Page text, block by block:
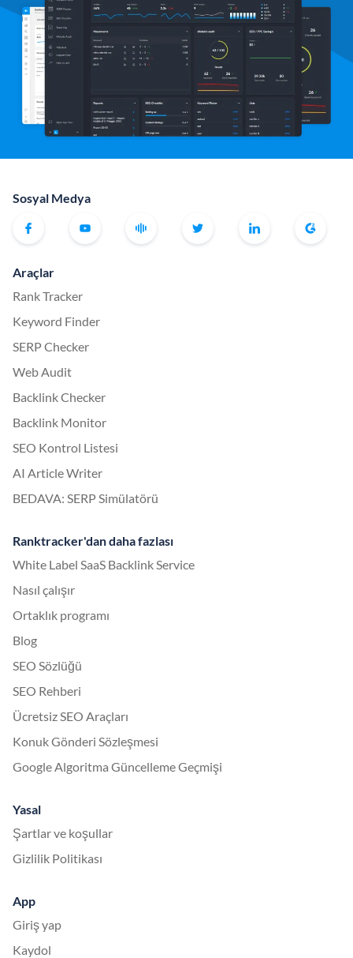
Sosyal Medya
Araçlar
Rank Tracker
Keyword Finder
SERP Checker
Web Audit
Backlink Checker
Backlink Monitor
SEO Kontrol Listesi
AI Article Writer
BEDAVA: SERP Simülatörü
Ranktracker'dan daha fazlası
White Label SaaS Backlink Service
Nasıl çalışır
Ortaklık programı
Blog
SEO Sözlüğü
SEO Rehberi
Ücretsiz SEO Araçları
Konuk Gönderi Sözleşmesi
Google Algoritma Güncelleme Geçmişi
Yasal
Şartlar ve koşullar
Gizlilik Politikası
App
Giriş yap
Kaydol